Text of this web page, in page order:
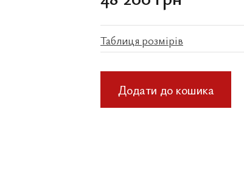
Таблиця розмірів
Додати до кошика